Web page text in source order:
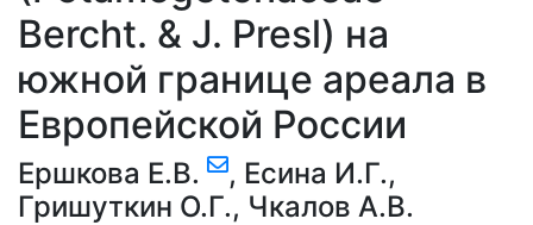
Bercht. & J. Presl) на
южной границе ареала в
Европейской России
Ершкова Е.В. , Есина И.Г.,
Гришуткин О.Г., Чкалов А.В.